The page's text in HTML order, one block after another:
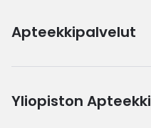
Apteekkipalvelut
Yliopiston Apteekki